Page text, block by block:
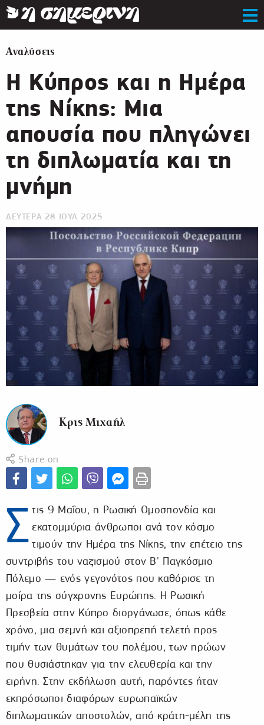
Αναλύσεις
Η Κύπρος και η Ημέρα
της Νίκης: Μια
απουσία που πληγώνει
τη διπλωματία και τη
μνήμη
ΔΕΥΤΕΡΑ 28 ΙΟΥΛ 2025
Κρις Μιχαήλ
Share on
Σ τις 9 Μαΐου, η Ρωσική Ομοσπονδία και
εκατομμύρια άνθρωποι ανά τον κόσμο
τιμούν την Ημέρα της Νίκης, την επέτειο της
συντριβής του ναζισμού στον Β' Παγκόσμιο
Πόλεμο — ενός γεγονότος που καθόρισε τη
μοίρα της σύγχρονης Ευρώπης. Η Ρωσική
Πρεσβεία στην Κύπρο διοργάνωσε, όπως κάθε
χρόνο, μια σεμνή και αξιοπρεπή τελετή προς
τιμήν των θυμάτων του πολέμου, των ηρώων
που θυσιάστηκαν για την ελευθερία και την
ειρήνη. Στην εκδήλωση αυτή, παρόντες ήταν
εκπρόσωποι διαφόρων ευρωπαϊκών
διπλωματικών αποστολών, από κράτη-μέλη της